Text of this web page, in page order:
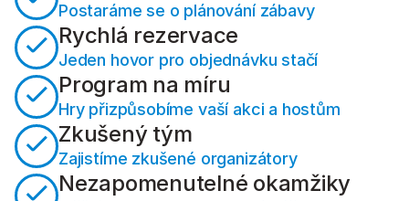
Postaráme se o plánování zábavy
Rychlá rezervace
Jeden hovor pro objednávku stačí
Program na míru
Hry přizpůsobíme vaší akci a hostům
Zkušený tým
Zajistíme zkušené organizátory
Nezapomenutelné okamžiky